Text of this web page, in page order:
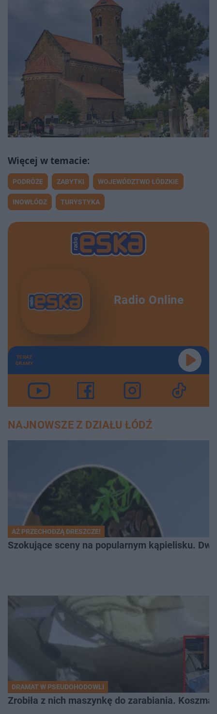
PODRÓŻE ZABYTKI WOJEWÓDZTWO ŁÓDZKIE
INOWŁÓDZ TURYSTYKA
Radio Online
TERAZ
GRAMY
NAJNOWSZE Z DZIAŁU ŁÓDŹ
AŻ PRZECHODZĄ DRESZCZE!
Szokujące sceny na popularnym kąpielisku.
DRAMAT W PSEUDOHODOWLI
Zrobiła z nich maszynkę do zarabiania.